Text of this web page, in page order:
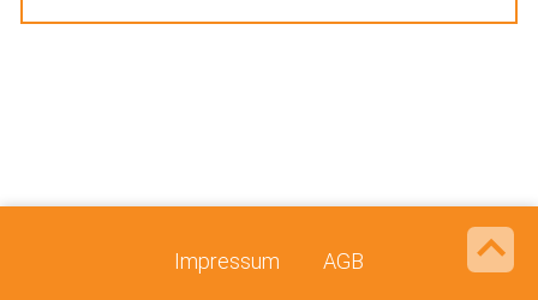
Impressum AGB